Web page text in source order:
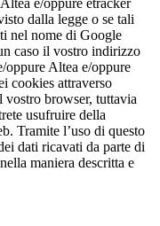
dalla legge o se tali
nel nome di Google
caso il vostro indirizzo
oppure Altea e/oppure
cookies attraverso
vostro browser, tuttavia
usufruire della
Tramite l’uso di questo
dati ricavati da parte di
maniera descritta e